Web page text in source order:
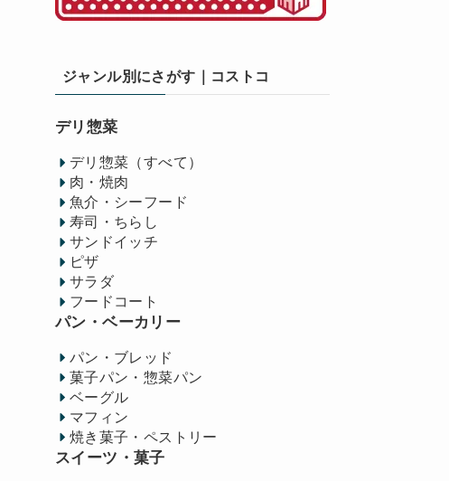
ジャンル別にさがす｜コストコ
デリ惣菜
デリ惣菜（すべて）
肉・焼肉
魚介・シーフード
寿司・ちらし
サンドイッチ
ピザ
サラダ
フードコート
パン・ベーカリー
パン・ブレッド
菓子パン・惣菜パン
ベーグル
マフィン
焼き菓子・ペストリー
スイーツ・菓子